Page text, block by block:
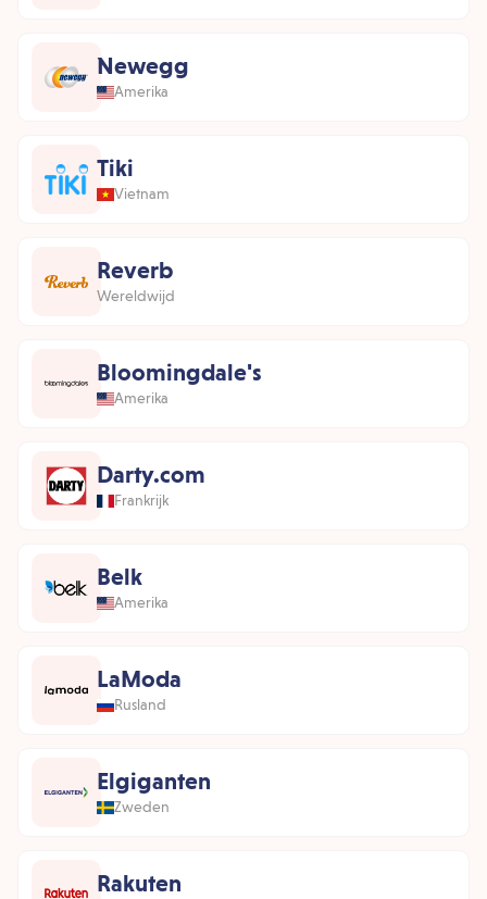
Newegg
Amerika
Tiki
Vietnam
Reverb
Wereldwijd
Bloomingdale's
Amerika
Darty.com
Frankrijk
Belk
Amerika
LaModa
Rusland
Elgiganten
Zweden
Rakuten